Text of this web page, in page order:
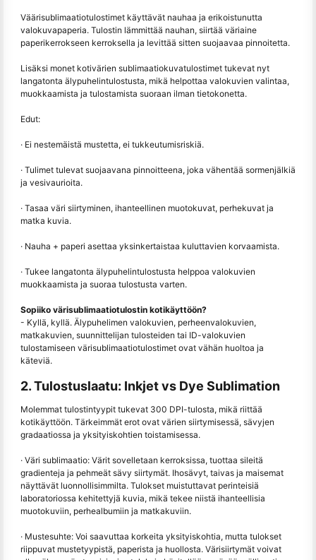
Väärisublimaatiotulostimet käyttävät nauhaa ja erikoistunutta
valokuvapaperia. Tulostin lämmittää nauhan, siirtää väriaine
paperikerrokseen kerroksella ja levittää sitten suojaavaa pinnoitetta.
Lisäksi monet kotivärien sublimaatiokuvatulostimet tukevat nyt
langatonta älypuhelintulostusta, mikä helpottaa valokuvien valintaa,
muokkaamista ja tulostamista suoraan ilman tietokonetta.
Edut:
· Ei nestemäistä mustetta, ei tukkeutumisriskiä.
· Tulimet tulevat suojaavana pinnoitteena, joka vähentää sormenjälkiä
ja vesivaurioita.
· Tasaa väri siirtyminen, ihanteellinen muotokuvat, perhekuvat ja
matka kuvia.
· Nauha + paperi asettaa yksinkertaistaa kuluttavien korvaamista.
· Tukee langatonta älypuhelintulostusta helppoa valokuvien
muokkaamista ja suoraa tulostusta varten.
Sopiiko värisublimaatiotulostin kotikäyttöön?
- Kyllä, kyllä. Älypuhelimen valokuvien, perheenvalokuvien,
matkakuvien, suunnittelijan tulosteiden tai ID-valokuvien
tulostamiseen värisublimaatiotulostimet ovat vähän huoltoa ja
käteviä.
2. Tulostuslaatu: Inkjet vs Dye Sublimation
Molemmat tulostintyypit tukevat 300 DPI-tulosta, mikä riittää
kotikäyttöön. Tärkeimmät erot ovat värien siirtymisessä, sävyjen
gradaatiossa ja yksityiskohtien toistamisessa.
· Väri sublimaatio: Värit sovelletaan kerroksissa, tuottaa sileitä
gradienteja ja pehmeät sävy siirtymät. Ihosävyt, taivas ja maisemat
näyttävät luonnollisimmilta. Tulokset muistuttavat perinteisiä
laboratoriossa kehitettyjä kuvia, mikä tekee niistä ihanteellisia
muotokuviin, perhealbumiin ja matkakuviin.
· Mustesuhte: Voi saavuttaa korkeita yksityiskohtia, mutta tulokset
riippuvat mustetyypistä, paperista ja huollosta. Värisiirtymät voivat